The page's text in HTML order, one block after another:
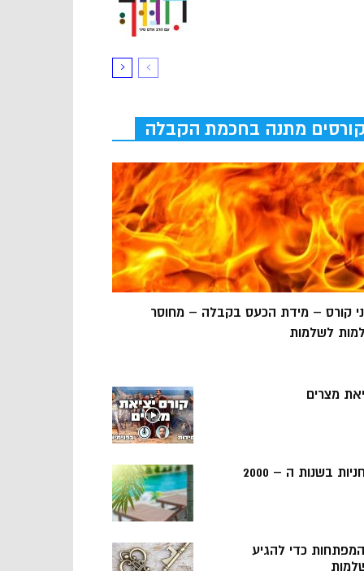
קורסים מתנה בחכמת הקבלה
קורס – מידת הכעס בקבלה – מחוסר
לשלמות
מצרים
בשנות ה – 2000
5 המפתחות כדי להגיע